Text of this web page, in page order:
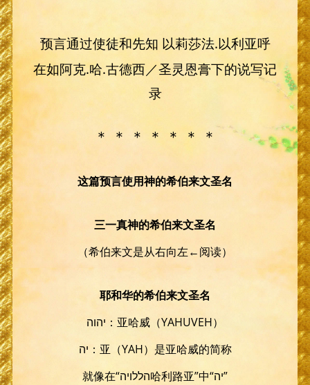
预言通过使徒和先知 以莉莎法.以利亚呼
在如阿克.哈.古德西／圣灵恩膏下的说写记
录
＊ ＊ ＊ ＊ ＊ ＊ ＊
这篇预言使用神的希伯来文圣名
三一真神的希伯来文圣名
（希伯来文是从右向左←阅读）
耶和华的希伯来文圣名
יהוה：亚哈威（YAHUVEH）
יה：亚（YAH）是亚哈威的简称
就像在“הללויה哈利路亚”中“יה”